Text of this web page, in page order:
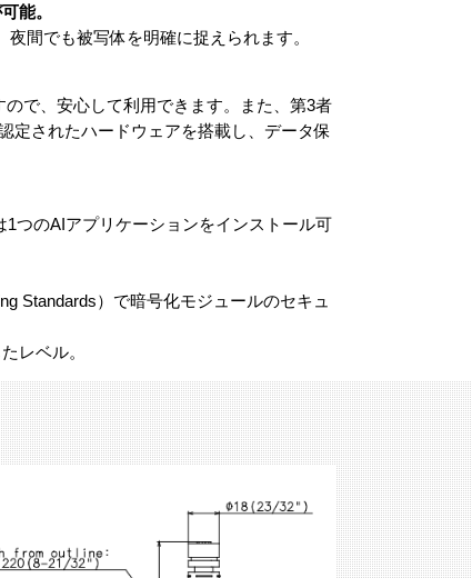
能。
間でも被写体を明確に捉えられます。
ので、安心して利用できます。また、第3者
されたハードウェアを搭載し、データ保
つのAIアプリケーションをインストール可
Standards）で暗号化モジュールのセキュ
レベル。